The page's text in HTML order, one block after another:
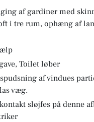
af gardiner med
i tre rum, ophæng af
Toilet løber
af vindues
væg.
sløjfes på denne